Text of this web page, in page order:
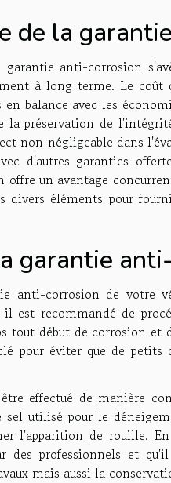
de la
garantie anti-corrosion
à long terme. Le
balance avec les
la préservation de
non négligeable dans
d'autres garanties
un avantage
divers éléments pour
garantie
anti-corrosion de votre
il est recommandé de
tout début de corrosion et
pour éviter que de petits
effectué de manière
utilisé pour le
l'apparition de rouille.
des professionnels et
mais aussi la